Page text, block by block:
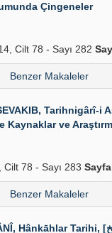
Çingeneler
Cilt 78 - Sayı 282
Benzer Makaleler
Tarihnigârî-i
Kaynaklar ve
Cilt 78 - Sayı 283
Benzer Makaleler